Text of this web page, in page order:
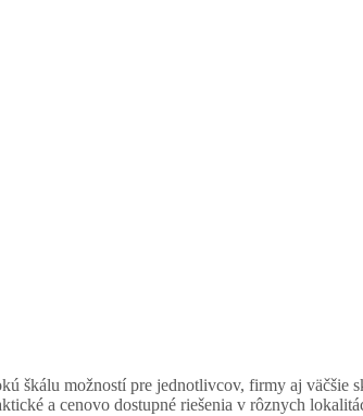
škálu možností pre jednotlivcov, firmy aj väčšie
a cenovo dostupné riešenia v rôznych